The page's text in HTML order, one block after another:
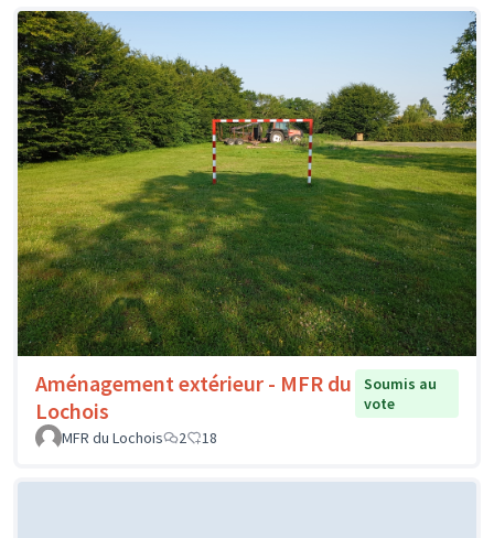
Aménagement extérieur - MFR du
Lochois
Soumis au
vote
MFR du Lochois
2 18